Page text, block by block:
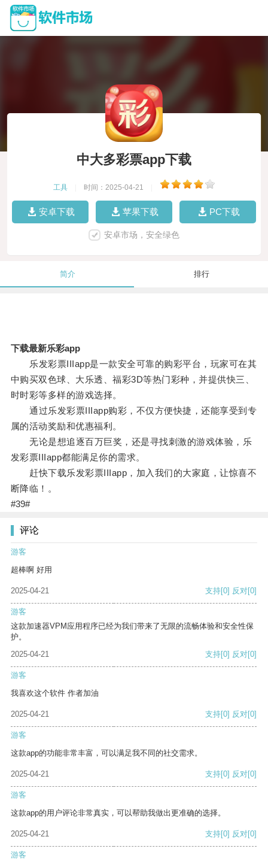
中大多彩票app下载
工具 时间：2025-04-21
安卓下载 苹果下载 PC下载
安卓市场，安全绿色
简介 排行
下载最新乐彩app
乐发彩票IIIapp是一款安全可靠的购彩平台，玩家可在其
中购买双色球、大乐透、福彩3D等热门彩种，并提供快三、
时时彩等多样的游戏选择。
通过乐发彩票IIIapp购彩，不仅方便快捷，还能享受到专
属的活动奖励和优惠福利。
无论是想追逐百万巨奖，还是寻找刺激的游戏体验，乐
发彩票IIIapp都能满足你的需求。
赶快下载乐发彩票IIIapp，加入我们的大家庭，让惊喜不
断降临！。
#39#
评论
游客
超棒啊 好用
2025-04-21 支持[0] 反对[0]
游客
这款加速器VPM应用程序已经为我们带来了无限的流畅体验和安全性保
护。
2025-04-21
支持[0] 反对[0]
游客
我喜欢这个软件 作者加油
2025-04-21 支持[0] 反对[0]
游客
这款app的功能非常丰富，可以满足我不同的社交需求。
2025-04-21 支持[0] 反对[0]
游客
这款app的用户评论非常真实，可以帮助我做出更准确的选择。
2025-04-21 支持[0] 反对[0]
游客